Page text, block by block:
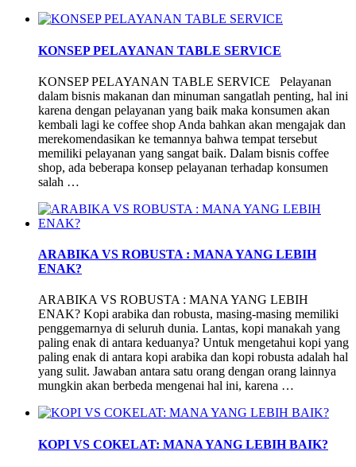
KONSEP PELAYANAN TABLE SERVICE
KONSEP PELAYANAN TABLE SERVICE Pelayanan
dalam bisnis makanan dan minuman sangatlah penting, hal ini
karena dengan pelayanan yang baik maka konsumen akan
kembali lagi ke coffee shop Anda bahkan akan mengajak dan
merekomendasikan ke temannya bahwa tempat tersebut
memiliki pelayanan yang sangat baik. Dalam bisnis coffee
shop, ada beberapa konsep pelayanan terhadap konsumen
salah …
ARABIKA VS ROBUSTA : MANA YANG LEBIH
ENAK?
ARABIKA VS ROBUSTA : MANA YANG LEBIH
ENAK? Kopi arabika dan robusta, masing-masing memiliki
penggemarnya di seluruh dunia. Lantas, kopi manakah yang
paling enak di antara keduanya? Untuk mengetahui kopi yang
paling enak di antara kopi arabika dan kopi robusta adalah hal
yang sulit. Jawaban antara satu orang dengan orang lainnya
mungkin akan berbeda mengenai hal ini, karena …
KOPI VS COKELAT: MANA YANG LEBIH BAIK?